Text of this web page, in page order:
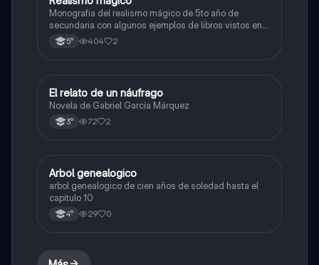
Monografia del realismo mágico de 5to año de
secundaria con algunos ejemplos de libros vistos en
el periodo de clases durante el ciclo lectivo, espero
que les sirva esta información la saque de Google,
5° 404 2
Lengua
El relato de un náufrago
Novela de Gabriel García Márquez
3° 72 2
Lengua
Arbol genealogico
arbol genealogico de cien años de soledad hasta el
capitulo 10
4° 29 0